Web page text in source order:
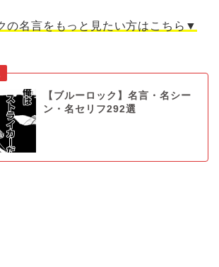
の名言をもっと見たい方はこちら▼
【ブルーロック】名言・名シー
ン・名セリフ292選